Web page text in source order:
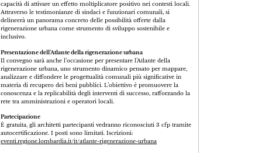
capacità di attivare un effetto moltiplicatore positivo nei contesti locali.
Attraverso le testimonianze di sindaci e funzionari comunali, si
delineerà un panorama concreto delle possibilità offerte dalla
rigenerazione urbana come strumento di sviluppo sostenibile e
inclusivo.
Presentazione dell’Atlante della rigenerazione urbana
Il convegno sarà anche l’occasione per presentare l’Atlante della
rigenerazione urbana, uno strumento dinamico pensato per mappare,
analizzare e diffondere le progettualità comunali più significative in
materia di recupero dei beni pubblici. L’obiettivo è promuovere la
conoscenza e la replicabilità degli interventi di successo, rafforzando la
rete tra amministrazioni e operatori locali.
Partecipazione
È gratuita, gli architetti partecipanti vedranno riconosciuti 3 cfp tramite
autocertificazione. I posti sono limitati. Iscrizioni:
eventi.regione.lombardia.it/it/atlante-rigenerazione-urbana